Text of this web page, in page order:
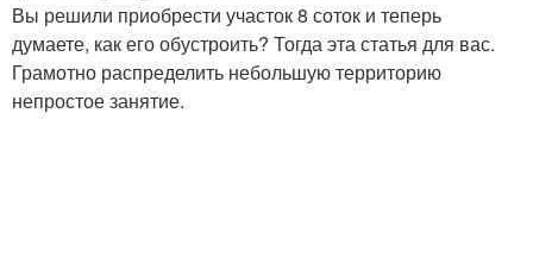
Вы решили приобрести участок 8 соток и теперь
думаете, как его обустроить? Тогда эта статья для вас.
Грамотно распределить небольшую территорию
непростое занятие.